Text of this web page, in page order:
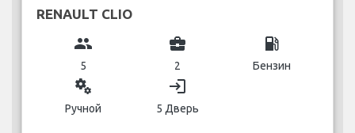
RENAULT CLIO
group
5
business_center
2
local_gas_station
Бензин
miscellaneous_services
Ручной
login
5 Дверь